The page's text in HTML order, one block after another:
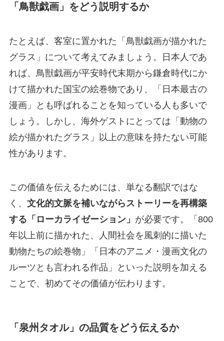
「鳥獣戯画」をどう説明するか
たとえば、客室に置かれた「鳥獣戯画が描かれた
グラス」について考えてみましょう。日本人であ
れば、鳥獣戯画が平安時代末期から鎌倉時代にか
けて描かれた国宝の絵巻物であり、「日本最古の
漫画」とも呼ばれることを知っている人も多いで
しょう。しかし、海外ゲストにとっては「動物の
絵が描かれたグラス」以上の意味を持たない可能
性があります。
この価値を伝えるためには、単なる翻訳ではな
く、 文化的文脈を補いながらストーリーを再構築
する「ローカライゼーション」 が必要です。「800
年以上前に描かれた、人間社会を風刺的に描いた
動物たちの絵巻物」「日本のアニメ・漫画文化の
ルーツとも言われる作品」といった説明を加える
ことで、初めてその価値が伝わります。
「泉州タオル」の品質をどう伝えるか